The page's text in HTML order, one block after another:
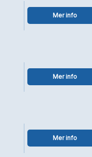
Mer info
Mer info
Mer info